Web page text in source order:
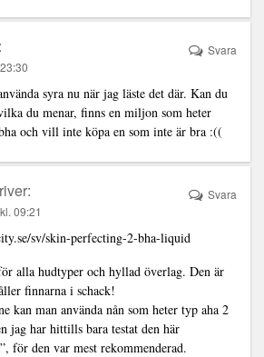
syra nu när jag läste det där. Kan du
du menar, finns en miljon som heter
och vill inte köpa en som inte är bra :((
Svara
09:21
sv/skin-perfecting-2-bha-liquid
alla hudtyper och hyllad överlag. Den är
finnarna i schack!
kan man använda nån som heter typ aha 2
jag har hittills bara testat den här
för den var mest rekommenderad.
Svara